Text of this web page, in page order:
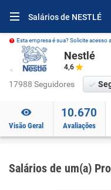
Salários de NESTLÉ
Esta empresa é sua? Solicite acesso
Nestlé
4,6
17988 Seguidores
Visão Geral
10.670
Avaliações
Salários de um(a)